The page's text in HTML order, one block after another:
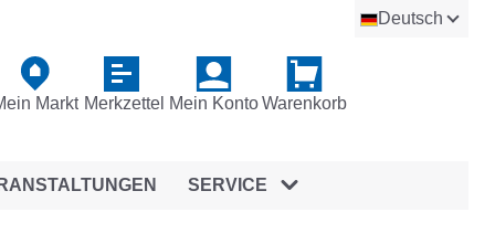
Deutsch
Markt Merkzettel Mein KontoWarenkorb
SERVICE